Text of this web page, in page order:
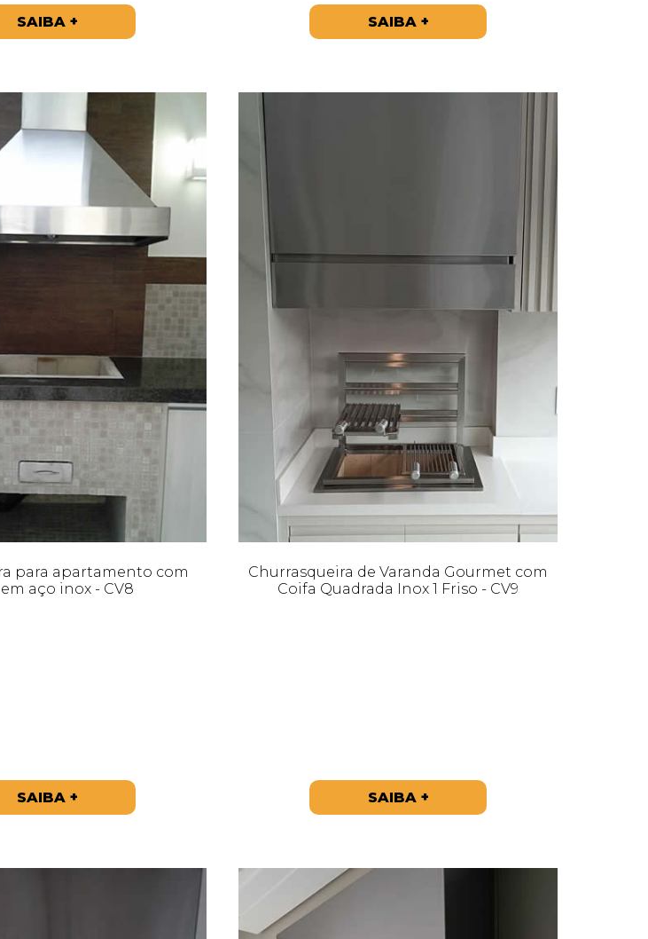
SAIBA + SAIBA +
para apartamento com
aço inox - CV8
SAIBA +
Churrasqueira de Varanda Gourmet com
Coifa Quadrada Inox 1 Friso - CV9
SAIBA +